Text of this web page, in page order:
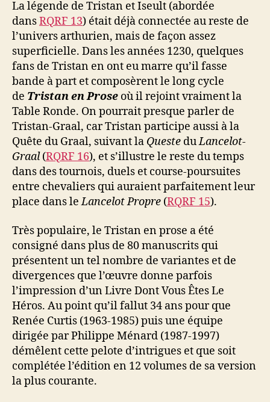
La légende de Tristan et Iseult (abordée
dansRQRF 13) était déjà connectée au reste de
l’univers arthurien, mais de façon assez
superficielle. Dans les années 1230, quelques
fans de Tristan en ont eu marre qu’il fasse
bande à part et composèrent le long cycle
de Tristan en Prose où il rejoint vraiment la
Table Ronde. On pourrait presque parler de
Tristan-Graal, car Tristan participe aussi à la
Quête du Graal, suivant la Queste duLancelot-
Graal(RQRF 16), et s’illustre le reste du temps
dans des tournois, duels et course-poursuites
entre chevaliers qui auraient parfaitement leur
place dans leLancelot Propre (RQRF 15).
Très populaire, le Tristan en prose a été
consigné dans plus de 80 manuscrits qui
présentent un tel nombre de variantes et de
divergences que l’œuvre donne parfois
l’impression d’un Livre Dont Vous Êtes Le
Héros. Au point qu’il fallut 34 ans pour que
Renée Curtis (1963-1985) puis une équipe
dirigée par Philippe Ménard (1987-1997)
démêlent cette pelote d’intrigues et que soit
complétée l’édition en 12 volumes de sa version
la plus courante.